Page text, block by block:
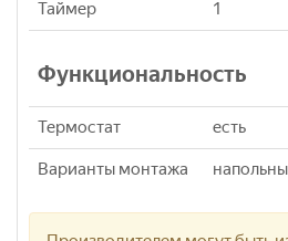
Таймер 1
Функциональность
Термостат eсть
Варианты монтажа